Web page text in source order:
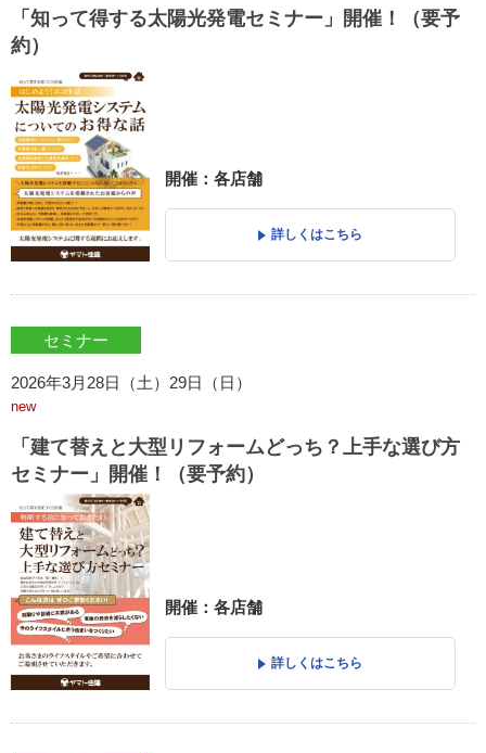
「知って得する太陽光発電セミナー」開催！（要予
約）
開催：各店舗
詳しくはこちら
セミナー
2026年3月28日（土）29日（日）
new
「建て替えと大型リフォームどっち？上手な選び方
セミナー」開催！（要予約）
開催：各店舗
詳しくはこちら